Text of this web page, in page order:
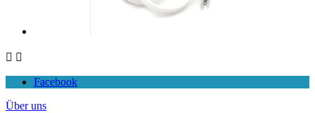
 
Facebook
Über uns